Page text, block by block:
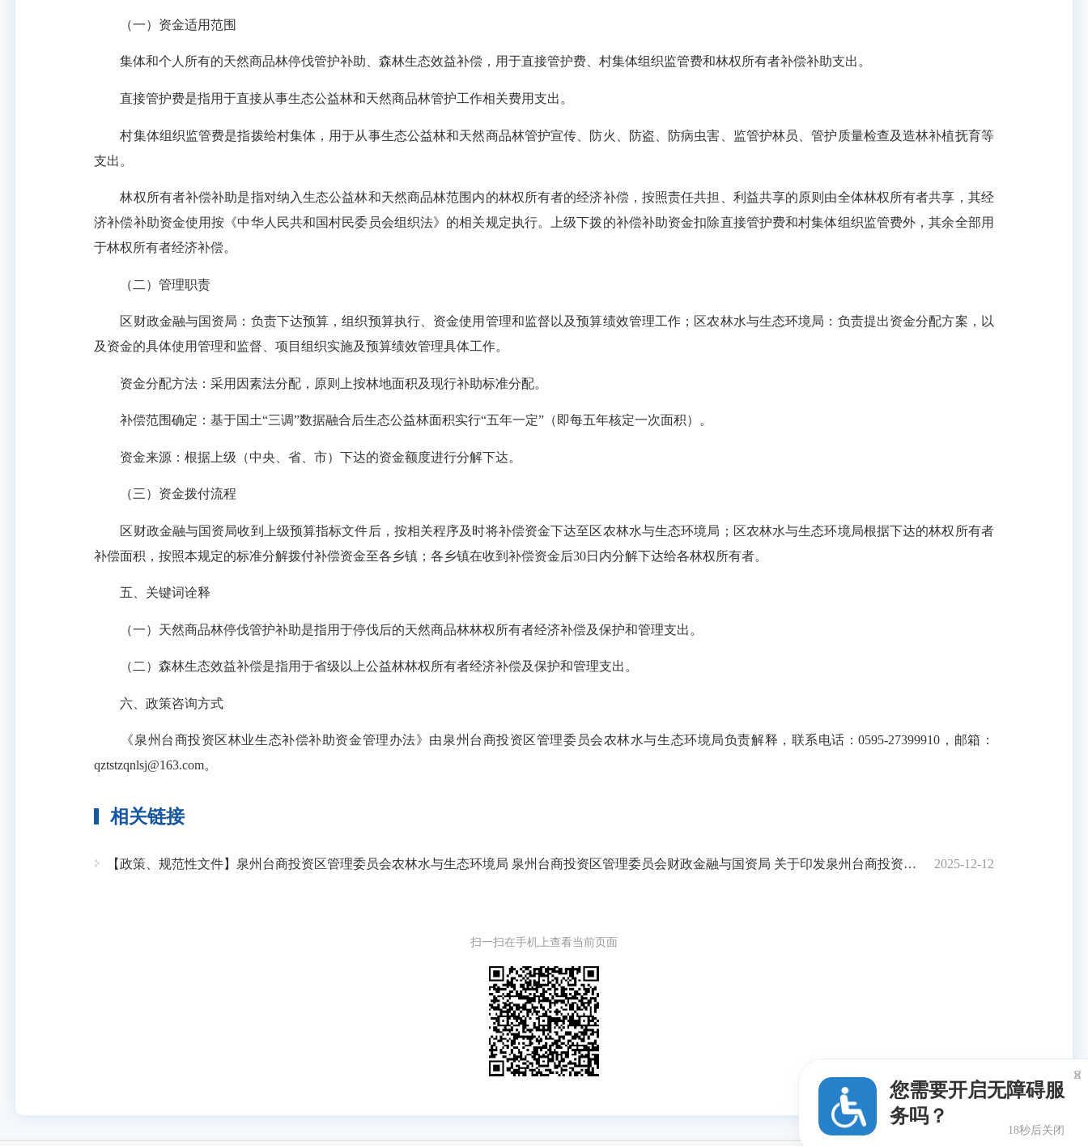
（一）资金适用范围
集体和个人所有的天然商品林停伐管护补助、森林生态效益补偿，用于直接管护费、村集体组织监管费和林权所有者补偿补助支出。
直接管护费是指用于直接从事生态公益林和天然商品林管护工作相关费用支出。
村集体组织监管费是指拨给村集体，用于从事生态公益林和天然商品林管护宣传、防火、防盗、防病虫害、监管护林员、管护质量检查及造林补植抚育等
支出。
林权所有者补偿补助是指对纳入生态公益林和天然商品林范围内的林权所有者的经济补偿，按照责任共担、利益共享的原则由全体林权所有者共享，其经
济补偿补助资金使用按《中华人民共和国村民委员会组织法》的相关规定执行。上级下拨的补偿补助资金扣除直接管护费和村集体组织监管费外，其余全部用
于林权所有者经济补偿。
（二）管理职责
区财政金融与国资局：负责下达预算，组织预算执行、资金使用管理和监督以及预算绩效管理工作；区农林水与生态环境局：负责提出资金分配方案，以
及资金的具体使用管理和监督、项目组织实施及预算绩效管理具体工作。
资金分配方法：采用因素法分配，原则上按林地面积及现行补助标准分配。
补偿范围确定：基于国土“三调”数据融合后生态公益林面积实行“五年一定”（即每五年核定一次面积）。
资金来源：根据上级（中央、省、市）下达的资金额度进行分解下达。
（三）资金拨付流程
区财政金融与国资局收到上级预算指标文件后，按相关程序及时将补偿资金下达至区农林水与生态环境局；区农林水与生态环境局根据下达的林权所有者
补偿面积，按照本规定的标准分解拨付补偿资金至各乡镇；各乡镇在收到补偿资金后30日内分解下达给各林权所有者。
五、关键词诠释
（一）天然商品林停伐管护补助是指用于停伐后的天然商品林林权所有者经济补偿及保护和管理支出。
（二）森林生态效益补偿是指用于省级以上公益林林权所有者经济补偿及保护和管理支出。
六、政策咨询方式
《泉州台商投资区林业生态补偿补助资金管理办法》由泉州台商投资区管理委员会农林水与生态环境局负责解释，联系电话：0595-27399910，邮箱：
qztstzqnlsj@163.com。
相关链接
【政策、规范性文件】泉州台商投资区管理委员会农林水与生态环境局 泉州台商投资区管理委员会财政金融与国资局 关于印发泉州台商投资区林业生态补偿 补助资金管理办法的通知 2025-12-12
扫一扫在手机上查看当前页面
您需要开启无障碍服
务吗？
17秒后关闭
